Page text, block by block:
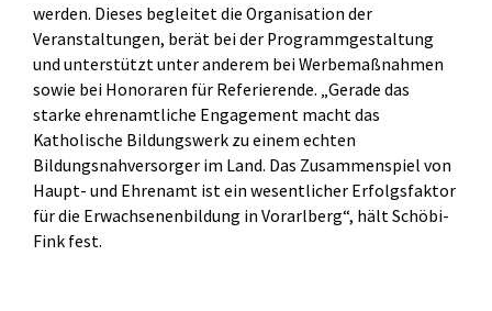
werden. Dieses begleitet die Organisation der
Veranstaltungen, berät bei der Programmgestaltung
und unterstützt unter anderem bei Werbemaßnahmen
sowie bei Honoraren für Referierende. „Gerade das
starke ehrenamtliche Engagement macht das
Katholische Bildungswerk zu einem echten
Bildungsnahversorger im Land. Das Zusammenspiel von
Haupt- und Ehrenamt ist ein wesentlicher Erfolgsfaktor
für die Erwachsenenbildung in Vorarlberg“, hält Schöbi-
Fink fest.